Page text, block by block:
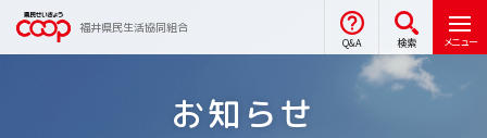
福井県民生活協同組合
Q&A 検索 メニュー
お知らせ